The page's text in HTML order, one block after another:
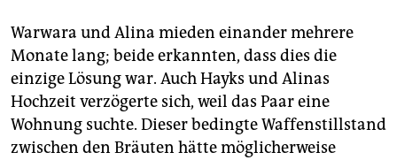
Warwara und Alina mieden einander mehrere
Monate lang; beide erkannten, dass dies die
einzige Lösung war. Auch Hayks und Alinas
Hochzeit verzögerte sich, weil das Paar eine
Wohnung suchte. Dieser bedingte Waffenstillstand
zwischen den Bräuten hätte möglicherweise